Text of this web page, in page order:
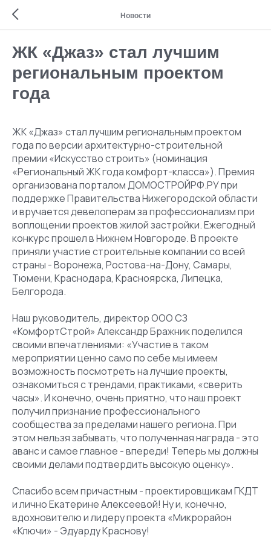
Новости
ЖК «Джаз» стал лучшим
региональным проектом
года
ЖК «Джаз» стал лучшим региональным проектом
года по версии архитектурно-строительной
премии «Искусство строить» (номинация
«Региональный ЖК года комфорт-класса»). Премия
организована порталом ДОМОСТРОЙРФ.РУ при
поддержке Правительства Нижегородской области
и вручается девелоперам за профессионализм при
воплощении проектов жилой застройки. Ежегодный
конкурс прошел в Нижнем Новгороде. В проекте
приняли участие строительные компании со всей
страны - Воронежа, Ростова-на-Дону, Самары,
Тюмени, Краснодара, Красноярска, Липецка,
Белгорода.
Наш руководитель, директор ООО СЗ
«КомфортСтрой» Александр Бражник поделился
своими впечатлениями: «Участие в таком
мероприятии ценно само по себе мы имеем
возможность посмотреть на лучшие проекты,
ознакомиться с трендами, практиками, «сверить
часы». И конечно, очень приятно, что наш проект
получил признание профессионального
сообщества за пределами нашего региона. При
этом нельзя забывать, что полученная награда - это
аванс и самое главное - впереди! Теперь мы должны
своими делами подтвердить высокую оценку».
Спасибо всем причастным - проектировщикам ГКДТ
и лично Екатерине Алексеевой! Ну и, конечно,
вдохновителю и лидеру проекта «Микрорайон
«Ключи» - Эдуарду Краснову!